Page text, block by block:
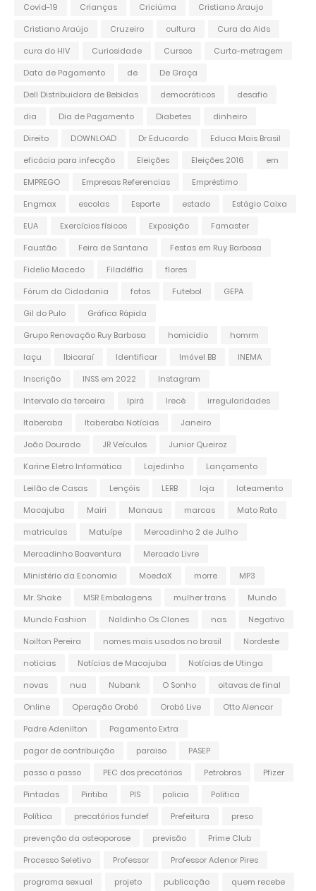
Covid-19
Crianças Criciúma
Cristiano Araujo
Cristiano Araújo
Cruzeiro cultura
Cura da Aids
cura do HIV
Curiosidade Cursos
Curta-metragem
Data de Pagamento
de
De Graça
Dell Distribuidora de Bebidas
democráticos
desafio
dia
Dia de Pagamento Diabetes
dinheiro
Direito
DOWNLOAD Dr Educardo
Educa Mais Brasil
eficácia para infecção
Eleições Eleições 2016
em
EMPREGO
Empresas Referencias
Empréstimo
Engmax
escolas Esporte estado
Estágio Caixa
EUA
Exercícios físicos Exposição
Famaster
Faustão
Feira de Santana
Festas em Ruy Barbosa
Fidelio Macedo
Filadélfia
flores
Fórum da Cidadania
fotos Futebol
GEPA
Gil do Pulo
Gráfica Rápida
Grupo Renovação Ruy Barbosa
homicidio
homrm
Iaçu
Ibicaraí Identificar Imóvel BB
INEMA
Inscrição
INSS em 2022
Instagram
Intervalo da terceira
Ipirá Irecê
irregularidades
Itaberaba
Itaberaba Notícias
Janeiro
João Dourado
JR Veículos
Junior Queiroz
Karine Eletro Informática
Lajedinho
Lançamento
Leilão de Casas
Lençóis LERB loja
loteamento
Macajuba
Mairi Manaus marcas
Mato Rato
matriculas
Matuípe
Mercadinho 2 de Julho
Mercadinho Boaventura
Mercado Livre
Ministério da Economia
MoedaX morre
MP3
Mr. Shake
MSR Embalagens mulher trans
Mundo
Mundo Fashion
Naldinho Os Clones nas
Negativo
Noilton Pereira
nomes mais usados no brasil
Nordeste
noticias
Notícias de Macajuba
Notícias de Utinga
novas
nua Nubank O Sonho
oitavas de final
Online
Operação Orobó Orobó Live
Otto Alencar
Padre Adenilton
Pagamento Extra
pagar de contribuição
paraiso
PASEP
passo a passo
PEC dos precatórios Petrobras
Pfizer
Pintadas
Piritiba PIS policia
Politica
Política
precatórios fundef Prefeitura
preso
prevenção da osteoporose
previsão
Prime Club
Processo Seletivo
Professor
Professor Adenor Pires
programa sexual
projeto publicação
quem recebe